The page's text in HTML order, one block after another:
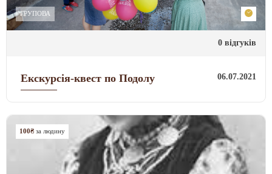
ГРУПОВА
0 відгуків
Екскурсія-квест по Подолу 06.07.2021
100₴ за людину